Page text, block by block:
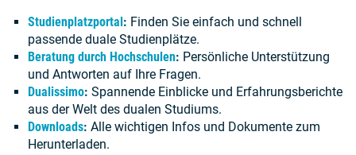
Studienplatzportal: Finden Sie einfach und schnell
passende duale Studienplätze.
Beratung durch Hochschulen: Persönliche Unterstützung
und Antworten auf Ihre Fragen.
Dualissimo: Spannende Einblicke und Erfahrungsberichte
aus der Welt des dualen Studiums.
Downloads: Alle wichtigen Infos und Dokumente zum
Herunterladen.